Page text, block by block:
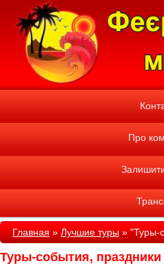
Про
Главная»Лучшие туры»"Туры-
Туры-события, праздники